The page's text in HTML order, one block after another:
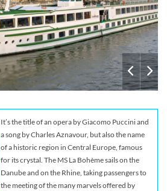
It’s the title of an opera by Giacomo Puccini and
a song by Charles Aznavour, but also the name
of a historic region in Central Europe, famous
for its crystal. The MS La Bohème sails on the
Danube and on the Rhine, taking passengers to
the meeting of the many marvels offered by